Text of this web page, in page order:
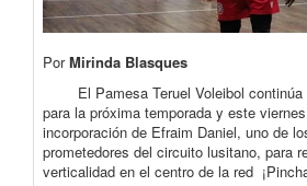
PorMirinda Blasques
El Pamesa Teruel Voleibol continúa
para la próxima temporada y este
incorporación de Efraim Daniel, uno de
prometedores del circuito lusitano, para
verticalidad en el centro de la red